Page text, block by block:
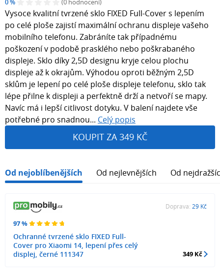
0 % (0 hodnocení)
Vysoce kvalitní tvrzené sklo FIXED Full-Cover s lepením
po celé ploše zajistí maximální ochranu displeje vašeho
mobilního telefonu. Zabráníte tak případnému
poškození v podobě prasklého nebo poškrabaného
displeje. Sklo díky 2,5D designu kryje celou plochu
displeje až k okrajům. Výhodou oproti běžným 2,5D
sklům je lepení po celé ploše displeje telefonu, sklo tak
lépe přilne k displeji a perfektně drží a netvoří se mapy.
Navíc má i lepší citlivost dotyku. V balení najdete vše
potřebné pro snadnou... Celý popis
KOUPIT ZA 349 KČ
Od nejoblíbenějších Od nejlevnějších Od
97 %
Ochranné tvrzené sklo FIXED Full-
Cover pro Xiaomi 14, lepení přes celý
displej, černé 111347
Doprava: 29 Kč
349 Kč